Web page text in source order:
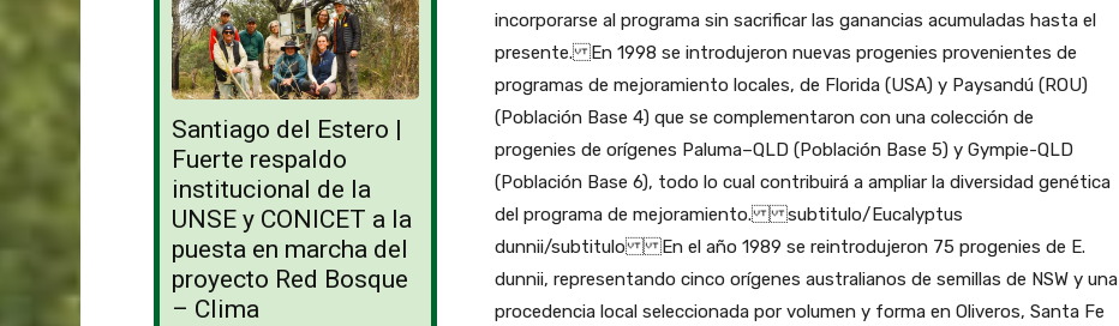
Santiago del Estero |
Fuerte respaldo
institucional de la
UNSE y CONICET a la
puesta en marcha del
proyecto Red Bosque
– Clima
incorporarse al programa sin sacrificar las ganancias acumuladas hasta el
presente. En 1998 se introdujeron nuevas progenies provenientes de
programas de mejoramiento locales, de Florida (USA) y Paysandú (ROU)
(Población Base 4) que se complementaron con una colección de
progenies de orígenes Paluma–QLD (Población Base 5) y Gympie-QLD
(Población Base 6), todo lo cual contribuirá a ampliar la diversidad genética
del programa de mejoramiento. subtitulo/Eucalyptus
dunnii/subtitulo En el año 1989 se reintrodujeron 75 progenies de E.
dunnii, representando cinco orígenes australianos de semillas de NSW y una
procedencia local seleccionada por volumen y forma en Oliveros, Santa Fe